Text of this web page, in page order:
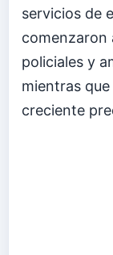
servicios de
comenzaron
policiales y
mientras
creciente